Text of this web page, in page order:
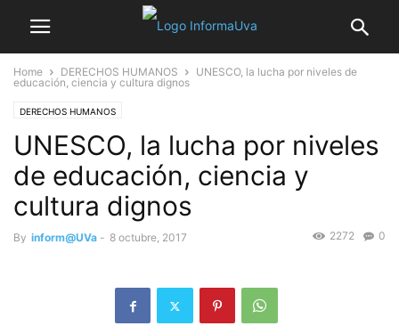
Home DERECHOS HUMANOS
UNESCO, la lucha por niveles de
educación, ciencia y cultura dignos
DERECHOS HUMANOS
UNESCO, la lucha por niveles
de educación, ciencia y
cultura dignos
By inform@UVa - 8 octubre, 2017 0
2272